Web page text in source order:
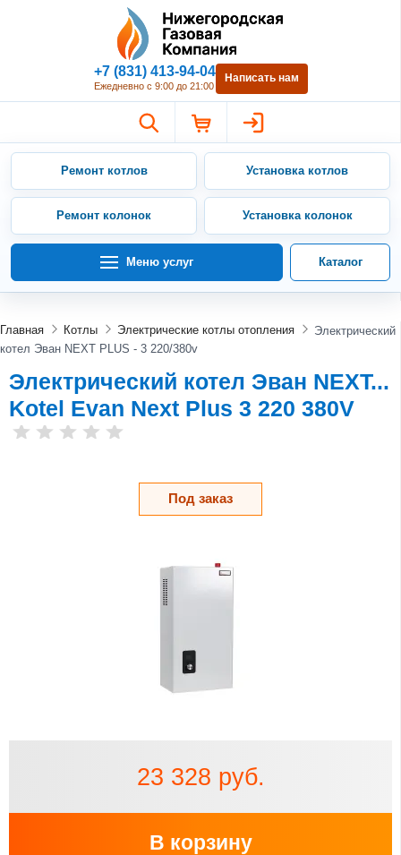
Нижегородская Газовая
+7 (831) 413-94-04
Ежедневно с 9:00 до 21:00
Написать нам
Ремонт котлов Установка котлов
Ремонт колонок Установка колонок
Меню услуг Каталог
Главная Котлы Электрические котлы отопления
Электрический
котел Эван NEXT PLUS - 3 220/380v
Электрический котел Эван NEXT...
Kotel Evan Next Plus 3 220 380V
Под заказ
23 328 руб.
В корзину